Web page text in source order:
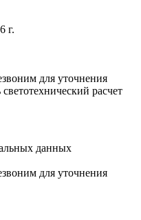
г.
для уточнения
расчет
данных
для уточнения